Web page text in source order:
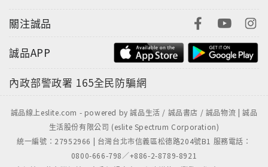
關注誠品
誠品APP
內政部警政署 165全民防騙網
誠品線上eslite.com - powered by 誠品生活 / 誠品書店 / 誠品物流 | 誠品
生活股份有限公司 (eslite Spectrum Corporation)
統一編號：27952966 | 台灣台北市信義區松德路204號B1 服務電話：
0800-666-798／+886-2-8789-8921